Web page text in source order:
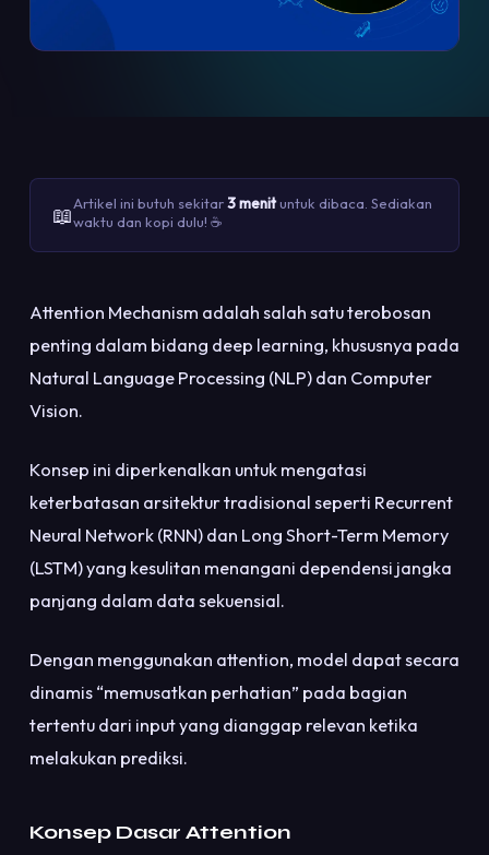
📖Artikel ini butuh sekitar3 menituntuk dibaca. Sediakan
waktu dan kopi dulu! ☕
Attention Mechanism adalah salah satu terobosan
penting dalam bidang deep learning, khususnya pada
Natural Language Processing (NLP) dan Computer
Vision.
Konsep ini diperkenalkan untuk mengatasi
keterbatasan arsitektur tradisional seperti Recurrent
Neural Network (RNN) dan Long Short-Term Memory
(LSTM) yang kesulitan menangani dependensi jangka
panjang dalam data sekuensial.
Dengan menggunakan attention, model dapat secara
dinamis “memusatkan perhatian” pada bagian
tertentu dari input yang dianggap relevan ketika
melakukan prediksi.
Konsep Dasar Attention